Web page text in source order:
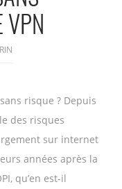
VPN
risque ? Depuis
des risques
sur internet
années après la
qu’en est-il